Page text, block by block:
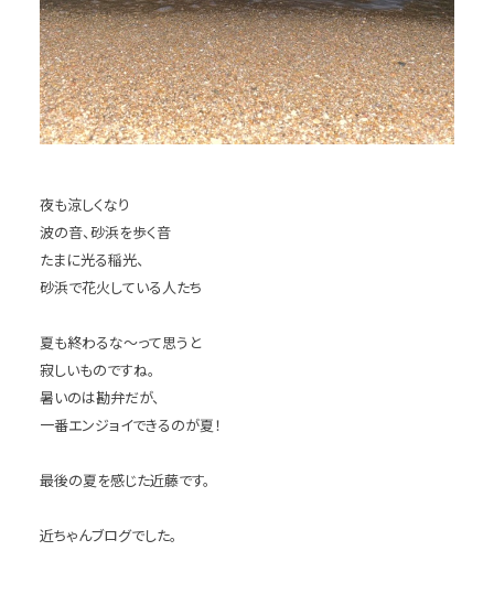
夜も涼しくなり
波の音、砂浜を歩く音
たまに光る稲光、
砂浜で花火している人たち
夏も終わるな〜って思うと
寂しいものですね。
暑いのは勘弁だが、
一番エンジョイできるのが夏！
最後の夏を感じた近藤です。
近ちゃんブログでした。